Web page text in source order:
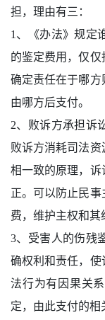
担，理由有三：
1、《办法》规定
的鉴定费用，仅
确定责任在于哪方
由哪方后支付。
2、败诉方承担诉
败诉方消耗司法资
相一致的原理，
正。可以防止民
费，维护主权和其
3、受害人的伤残
确权利和责任，使
法行为有因果关
定，由此支付的相